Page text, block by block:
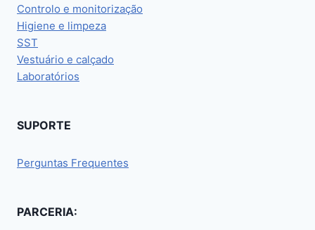
Controlo e monitorização
Higiene e limpeza
SST
Vestuário e calçado
Laboratórios
SUPORTE
Perguntas Frequentes
PARCERIA: